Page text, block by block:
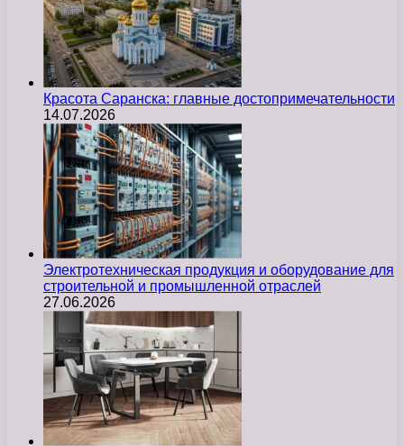
Красота Саранска: главные достопримечательности
14.07.2026
Электротехническая продукция и оборудование для
строительной и промышленной отраслей
27.06.2026